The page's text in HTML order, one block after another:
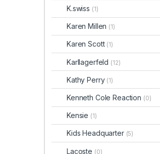
K.swiss (1)
Karen Millen (1)
Karen Scott (1)
Karllagerfeld (12)
Kathy Perry (1)
Kenneth Cole Reaction (0)
Kensie (1)
Kids Headquarter (5)
Lacoste (0)